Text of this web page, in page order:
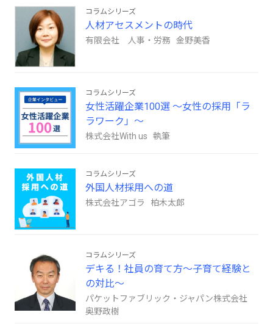
コラムシリーズ
人材アセスメントの時代
有限会社 人事・労務 金野美香
コラムシリーズ
女性活躍企業100選 ～女性の採用「ラ
ラワーク」～
株式会社With us 執筆
コラムシリーズ
外国人材採用への道
株式会社アゴラ 柏木太郎
コラムシリーズ
デキる！社員の育て方～子育て経験と
の対比～
パケットファブリック・ジャパン株式会社
奥野政樹